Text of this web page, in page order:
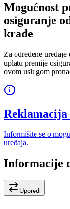
Mogućnost
osiguranje
krađe
Za određene
uplatu premije
ovom uslugom
Informišite se o
uređaja.
Informacije
Uporedi